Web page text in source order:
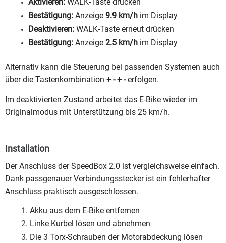
Bestätigung: Anzeige 9.9 km/h im Display
Deaktivieren: WALK-Taste erneut drücken
Bestätigung: Anzeige 2.5 km/h im Display
Alternativ kann die Steuerung bei passenden Systemen auch
über die Tastenkombination + - + -erfolgen.
Im deaktivierten Zustand arbeitet das E-Bike wieder im
Originalmodus mit Unterstützung bis 25 km/h.
Installation
Der Anschluss der SpeedBox 2.0 ist vergleichsweise einfach.
Dank passgenauer Verbindungsstecker ist ein fehlerhafter
Anschluss praktisch ausgeschlossen.
Akku aus dem E-Bike entfernen
Linke Kurbel lösen und abnehmen
Die 3 Torx-Schrauben der Motorabdeckung lösen